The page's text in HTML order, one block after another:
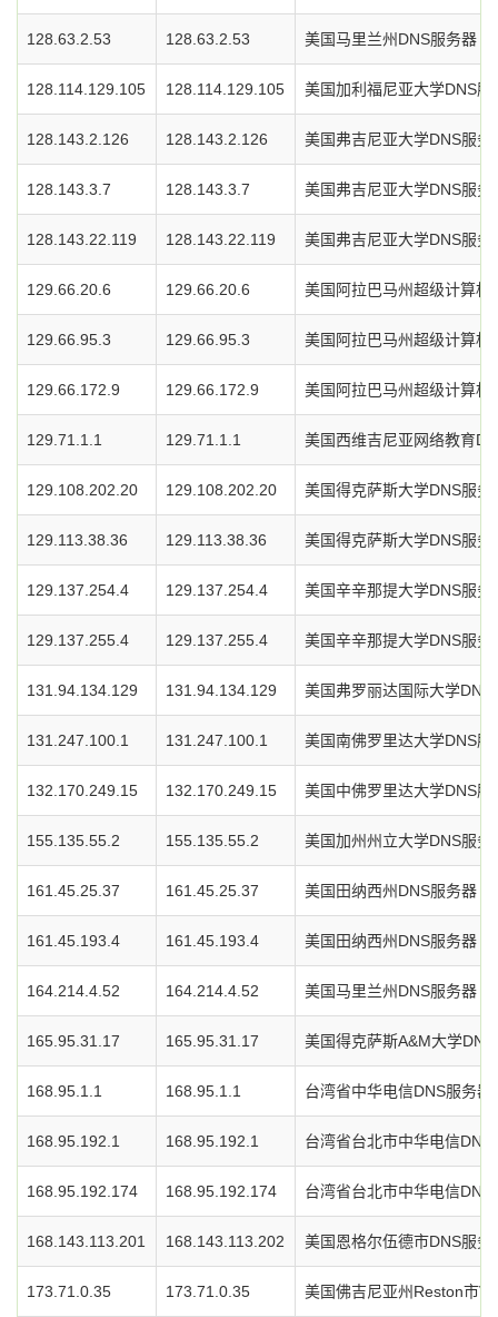
128.63.2.53 128.63.2.53 美国马里兰州DNS服务器
128.114.129.105 128.114.129.105 美国加利福尼亚大学DNS服
128.143.2.126 128.143.2.126 美国弗吉尼亚大学DNS服务
128.143.3.7 128.143.3.7 美国弗吉尼亚大学DNS服务
128.143.22.119 128.143.22.119 美国弗吉尼亚大学DNS服务
129.66.20.6 129.66.20.6 美国阿拉巴马州超级计算机
129.66.95.3 129.66.95.3 美国阿拉巴马州超级计算机
129.66.172.9 129.66.172.9 美国阿拉巴马州超级计算机
129.71.1.1 129.71.1.1 美国西维吉尼亚网络教育
129.108.202.20 129.108.202.20 美国得克萨斯大学DNS服务
129.113.38.36 129.113.38.36 美国得克萨斯大学DNS服务
129.137.254.4 129.137.254.4 美国辛辛那提大学DNS服务
129.137.255.4 129.137.255.4 美国辛辛那提大学DNS服务
131.94.134.129 131.94.134.129 美国弗罗丽达国际大学DNS
131.247.100.1 131.247.100.1 美国南佛罗里达大学DNS服
132.170.249.15 132.170.249.15 美国中佛罗里达大学DNS服
155.135.55.2 155.135.55.2 美国加州州立大学DNS服务
161.45.25.37 161.45.25.37 美国田纳西州DNS服务器
161.45.193.4 161.45.193.4 美国田纳西州DNS服务器
164.214.4.52 164.214.4.52 美国马里兰州DNS服务器
165.95.31.17 165.95.31.17 美国得克萨斯A&M大学
168.95.1.1 168.95.1.1 台湾省中华电信DNS服务器
168.95.192.1 168.95.192.1 台湾省台北市中华电信DNS
168.95.192.174 168.95.192.174 台湾省台北市中华电信DNS
168.143.113.201 168.143.113.202 美国恩格尔伍德市DNS服务
173.71.0.35 173.71.0.35 美国佛吉尼亚州Reston市